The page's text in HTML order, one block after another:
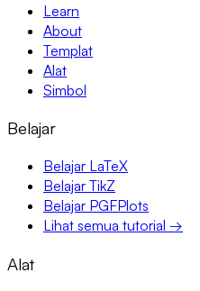
Learn
About
Templat
Alat
Simbol
Belajar
Belajar LaTeX
Belajar TikZ
Belajar PGFPlots
Lihat semua tutorial →
Alat